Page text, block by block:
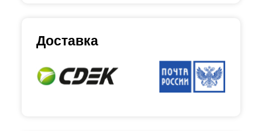
Доставка